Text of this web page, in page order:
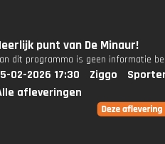
punt van De Minaur!
dit programma is geen informatie
02-2026 17:30 Ziggo
afleveringen